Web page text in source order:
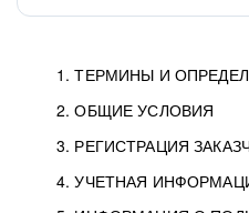
1. ТЕРМИНЫ И
2. ОБЩИЕ УСЛОВИЯ
3. РЕГИСТРАЦИЯ
4. УЧЕТНАЯ